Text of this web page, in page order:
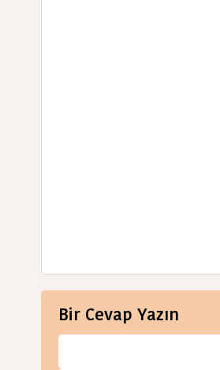
Bir Cevap Yazın